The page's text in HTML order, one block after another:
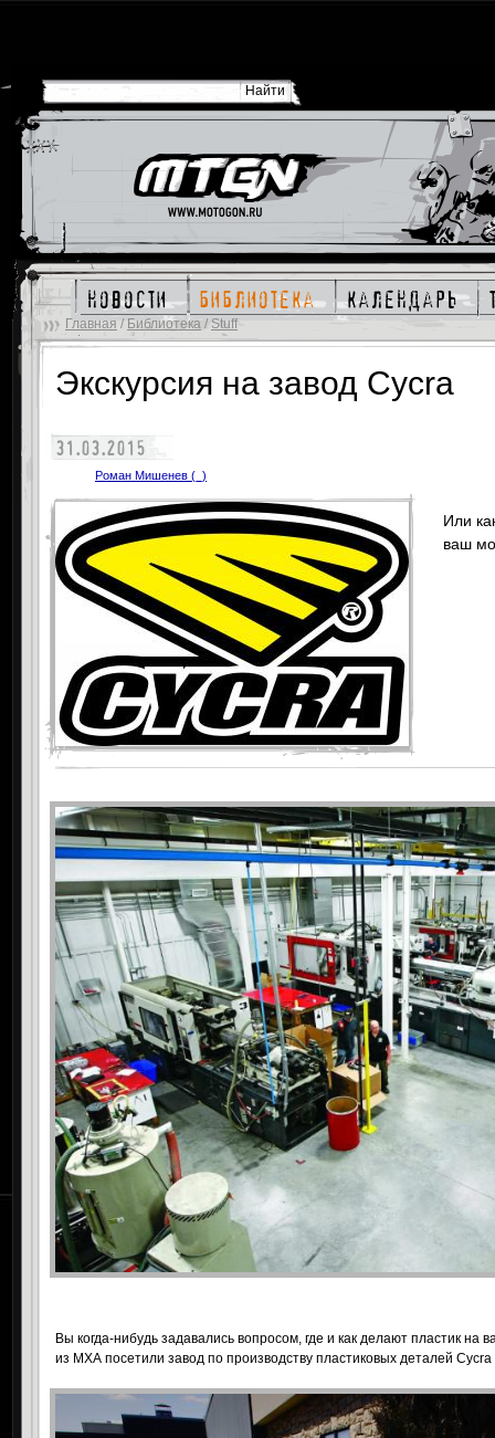
новости библиотека календарь
Главная / Библиотека / Stuff
Экскурсия на завод Cycra
31.03.2015
Роман Мишенев (_)
Или
ваш
Вы когда-нибудь задавались вопросом, где и как делают пластик
из МХА посетили завод по производству пластиковых деталей